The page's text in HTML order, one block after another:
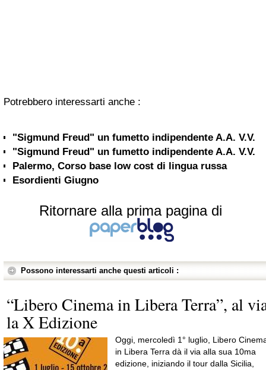
Potrebbero interessarti anche :
"Sigmund Freud" un fumetto indipendente A.A. V.V.
"Sigmund Freud" un fumetto indipendente A.A. V.V.
Palermo, Corso base low cost di lingua russa
Esordienti Giugno
Ritornare alla prima pagina di
Possono interessarti anche questi articoli :
“Libero Cinema in Libera Terra”, al
la X Edizione
Oggi, mercoledì 1° luglio, Libero
in Libera Terra dà il via alla sua 10ma
edizione, iniziando il tour dalla Sicilia,